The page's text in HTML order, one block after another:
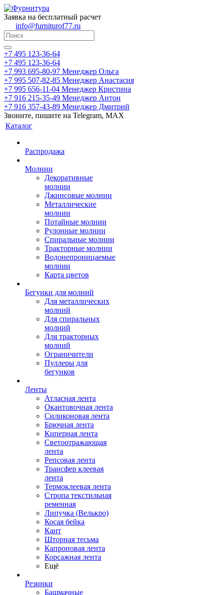
Заявка на бесплатный расчет
info@furniturof77.ru
+7 495 123-36-64
+7 495 123-36-64
+7 993 695-80-97 Менеджер Ольга
+7 995 507-82-85 Менеджер Анастасия
+7 995 656-11-04 Менеджер Кристина
+7 916 215-35-49 Менеджер Антон
+7 916 357-43-89 Менеджер Дмитрий
Звоните, пишите на Telegram, MAX
Каталог
Распродажа
Молнии
Декоративные
молнии
Джинсовые молнии
Металлические
молнии
Потайные молнии
Рулонные молнии
Спиральные молнии
Тракторные молнии
Водонепроницаемые
молнии
Карта цветов
Бегунки для молний
Для металлических
молний
Для спиральных
молний
Для тракторных
молний
Ограничители
Пуллеры для
бегунков
Ленты
Атласная лента
Окантовочная лента
Силиконовая лента
Брючная лента
Киперная лента
Светоотражающая
лента
Репсовая лента
Трансфер клеевая
лента
Термоклеевая лента
Стропа текстильная
ременная
Липучка (Велькро)
Косая бейка
Кант
Шторная тесьма
Капроновая лента
Корсажная лента
Ещё
Резинки
Башмачные